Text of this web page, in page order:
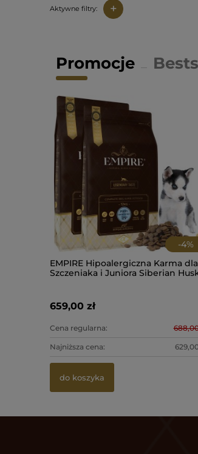
Aktywne filtry: +
Promocje
-4%
EMPIRE Hipoalergiczna Karma dla
Szczeniaka i Juniora Siberian
659,00 zł
Cena regularna: 688,00
Najniższa cena:
do koszyka